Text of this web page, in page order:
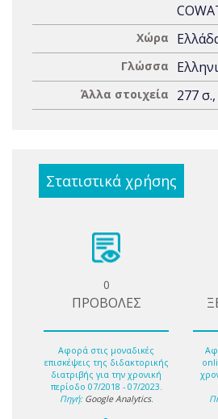
Χώρα
Γλώσσα
Άλλα στοιχεία 277
Στατιστικά χρήσης
0
ΠΡΟΒΟΛΕΣ
Αφορά στις μοναδικές
επισκέψεις της διδακτορικής
διατριβής για την χρονική
περίοδο 07/2018 - 07/2023.
Πηγή: Google Analytics.